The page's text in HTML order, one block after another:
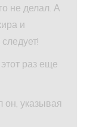
не делал. А
и
раз еще
указывая